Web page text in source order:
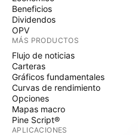
Beneficios
Dividendos
OPV
MÁS PRODUCTOS
Flujo de noticias
Carteras
Gráficos fundamentales
Curvas de rendimiento
Opciones
Mapas macro
Pine Script®
APLICACIONES